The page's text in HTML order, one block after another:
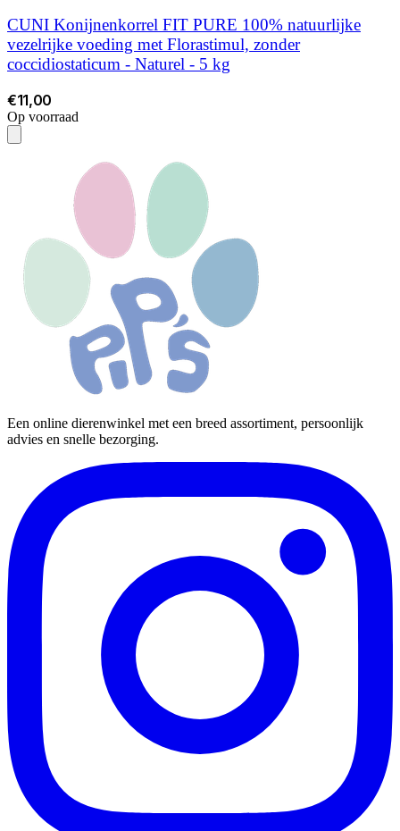
CUNI Konijnenkorrel FIT PURE 100% natuurlijke
vezelrijke voeding met Florastimul, zonder
coccidiostaticum - Naturel - 5 kg
€11,00
Op voorraad
Een online dierenwinkel met een breed assortiment, persoonlijk
advies en snelle bezorging.